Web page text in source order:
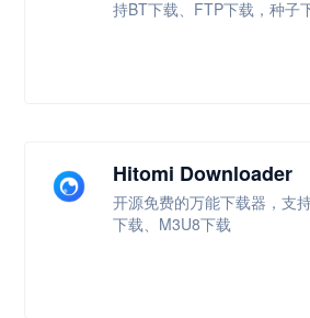
持BT下载、FTP下载，种子
Hitomi Downloader
开源免费的万能下载器，支
下载、M3U8下载